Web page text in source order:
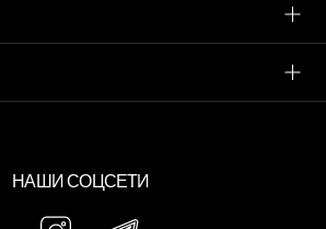
НАШИ СОЦСЕТИ